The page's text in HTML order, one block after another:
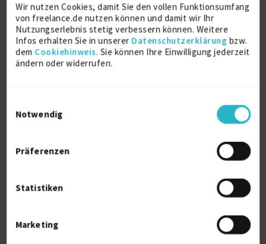
Wir nutzen Cookies, damit Sie den vollen Funktionsumfang
von freelance.de nutzen können und damit wir Ihr
Nutzungserlebnis stetig verbessern können. Weitere
Infos erhalten Sie in unserer Datenschutzerklärung bzw.
dem Cookiehinweis. Sie können Ihre Einwilligung jederzeit
ändern oder widerrufen.
Notwendig
Präferenzen
Statistiken
Marketing
Als EXPERT Projekt INSIGHTS abrufen.Mehr erfahren »
Ab August 2026
D-60306 Frankfurt am Main
Professional Business-Analyst (m/w/d) –
Firmenname: